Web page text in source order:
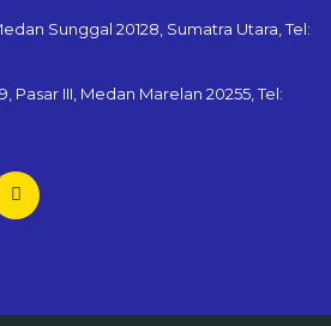
Sunggal 20128, Sumatra Utara, Tel:
Pasar III, Medan Marelan 20255, Tel: